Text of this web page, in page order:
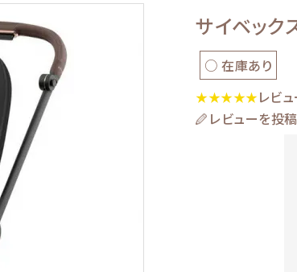
マルー
サイベック
○ 在庫あり
★★★★★レビ
レビューを投稿